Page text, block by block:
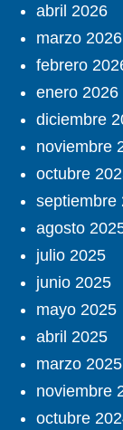
abril 2026
marzo 2026
febrero
enero 2026
diciembre
noviembre
octubre
septiembre
agosto
julio 2025
junio 2025
mayo 2025
abril 2025
marzo 2025
noviembre
octubre